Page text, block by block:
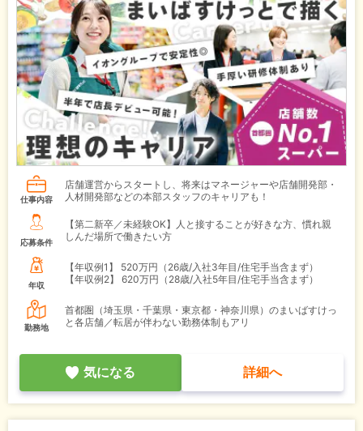
仕事内容
店舗運営からスタートし、将来はマネージャーや店舗開発部・
人材開発部などの本部スタッフのキャリアも！
応募条件
【第二新卒／未経験OK】人と接することが好きな方、慣れ親
しんだ場所で働きたい方
年収
【年収例1】
520万円（26歳/入社3年目/住宅手当含まず）
【年収例2】
620万円（28歳/入社5年目/住宅手当含まず）
勤務地
首都圏（埼玉県・千葉県・東京都・神奈川県）のまいばすけっ
と各店舗／転居が伴わない勤務体制もアリ
気になる 詳細へ